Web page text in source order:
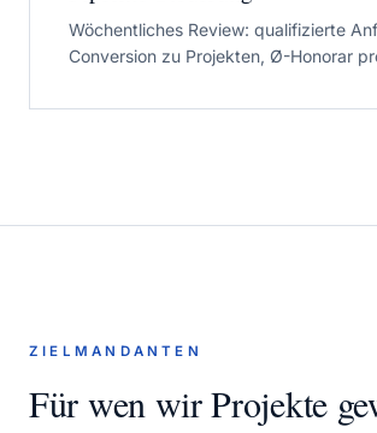
Wöchentliches Review: qualifizierte
Conversion zu Projekten, Ø-Honorar
ZIELMANDANTEN
Für wen wir Projekte